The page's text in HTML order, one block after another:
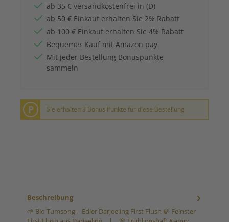
ab 35 € versandkostenfrei in (D)
ab 50 € Einkauf erhalten Sie 2% Rabatt
ab 100 € Einkauf erhalten Sie 4% Rabatt
Bequemer Kauf mit Amazon pay
Mit jeder Bestellung Bonuspunkte
sammeln
P Sie erhalten 3 Bonus Punkte für diese Bestellung
Beschreibung
🌱 Bio Tumsong – Edler Darjeeling First Flush 🍃 Feinster